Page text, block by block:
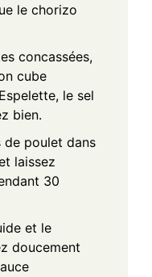
le chorizo
concassées,
cube
le sel
bien.
de poulet dans
laissez
30
et le
doucement